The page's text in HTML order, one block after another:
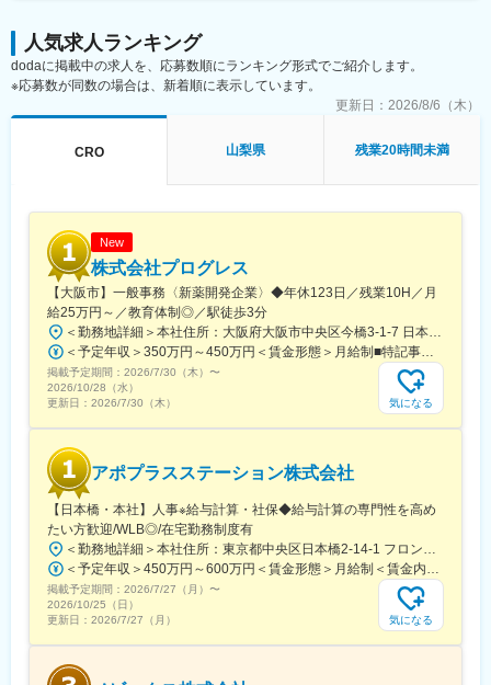
人気求人ランキング
dodaに掲載中の求人を、応募数順にランキング形式でご紹介します。
※応募数が同数の場合は、新着順に表示しています。
更新日： 2026/8/6（木）
CRO 山梨県 残業20時間未満
New
株式会社プログレス
【大阪市】一般事務〈新薬開発企業〉◆年休123日／残業10H／月
給25万円～／教育体制◎／駅徒歩3分
＜勤務地詳細＞本社住所：大阪府大阪市中央区今橋3-1-7 日本生命今橋ビル受動喫煙対策：屋内全面禁煙変更の範囲：無
＜予定年収＞350万円～450万円＜賃金形態＞月給制■特記事項なし＜賃金内訳＞月額（基本給）：232,000円～260,000円固定残業手当/月：18,000円～20,000円（固定残業時間10時間0分/月）超過した時間外労働の残業手当は追加支給＜月給＞250,000円～280,000円（一律手当を含む）＜昇給有無＞有＜残業手当＞有＜給与補足＞■賞与（年4回）：初年度0.7か月分、2年目以降1.4か月（変動有）■昇給（年1回以上）＊通勤手当（全額）＊住宅手当＊習い事支援手当 （社員が契約した習い事を上限7,000円として80％を支給）＊医療費補助手当 （社員とその両親の保険診療の医療費の自己負担額の50％を支給）賃金はあくまでも目安の金額であり、選考を通じて上下する可能性があります。月給(月額)は固定手当を含めた表記です。
掲載予定期間： 2026/7/30（木） 〜
2026/10/28（水）
更新日： 2026/7/30（木） 気になる
アポプラスステーション株式会社
【日本橋・本社】人事※給与計算・社保◆給与計算の専門性を高め
たい方歓迎/WLB◎/在宅勤務制度有
＜勤務地詳細＞本社住所：東京都中央区日本橋2-14-1 フロントプレイス日本橋勤務地最寄駅：各線／日本橋駅受動喫煙対策：敷地内喫煙可能場所あり変更の範囲：会社の定める事業所
＜予定年収＞450万円～600万円＜賃金形態＞月給制＜賃金内訳＞月額（基本給）：243,000円～330,300円固定残業手当/月：57,000円～77,700円（固定残業時間30時間0分/月）超過した時間外労働の残業手当は追加支給＜月給＞300,000円～408,000円（一律手当を含む）＜昇給有無＞有＜残業手当＞有＜給与補足＞※上記金額にスキル・ご経験に応じて加算する可能性がございます※給与詳細は、経験・スキルを考慮した上で決定。■昇給：年1回（4月）賃金はあくまでも目安の金額であり、選考を通じて上下する可能性があります。月給(月額)は固定手当を含めた表記です。
掲載予定期間： 2026/7/27（月） 〜
2026/10/25（日）
更新日： 2026/7/27（月） 気になる